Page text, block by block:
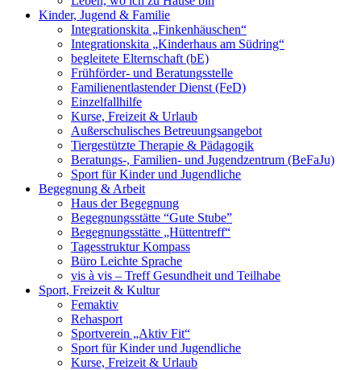
Kinder, Jugend & Familie
Integrationskita „Finkenhäuschen“
Integrationskita „Kinderhaus am Südring“
begleitete Elternschaft (bE)
Frühförder- und Beratungsstelle
Familienentlastender Dienst (FeD)
Einzelfallhilfe
Kurse, Freizeit & Urlaub
Außerschulisches Betreuungsangebot
Tiergestützte Therapie & Pädagogik
Beratungs-, Familien- und Jugendzentrum (BeFaJu)
Sport für Kinder und Jugendliche
Begegnung & Arbeit
Haus der Begegnung
Begegnungsstätte “Gute Stube”
Begegnungsstätte „Hüttentreff“
Tagesstruktur Kompass
Büro Leichte Sprache
vis à vis – Treff Gesundheit und Teilhabe
Sport, Freizeit & Kultur
Femaktiv
Rehasport
Sportverein „Aktiv Fit“
Sport für Kinder und Jugendliche
Kurse, Freizeit & Urlaub